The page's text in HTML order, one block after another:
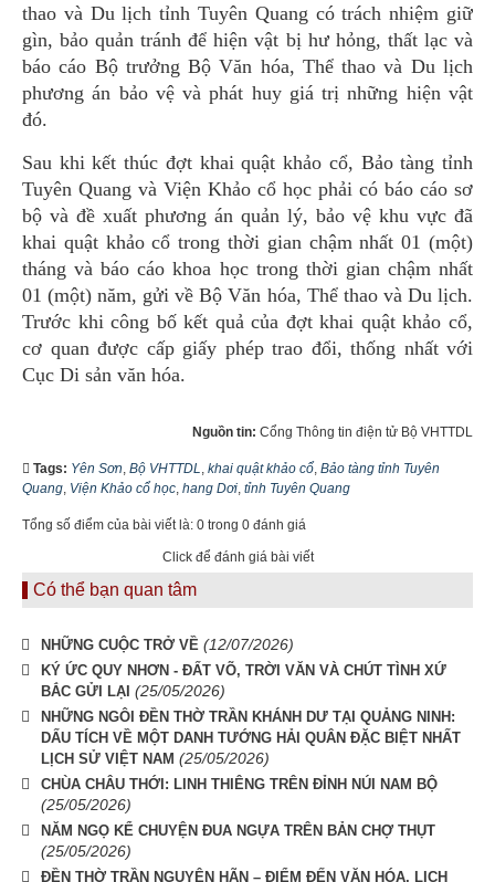
thao và Du lịch tỉnh Tuyên Quang có trách nhiệm giữ
gìn, bảo quản tránh để hiện vật bị hư hỏng, thất lạc và
báo cáo Bộ trưởng Bộ Văn hóa, Thể thao và Du lịch
phương án bảo vệ và phát huy giá trị những hiện vật
đó.
Sau khi kết thúc đợt khai quật khảo cổ, Bảo tàng tỉnh
Tuyên Quang và Viện Khảo cổ học phải có báo cáo sơ
bộ và đề xuất phương án quản lý, bảo vệ khu vực đã
khai quật khảo cổ trong thời gian chậm nhất 01 (một)
tháng và báo cáo khoa học trong thời gian chậm nhất
01 (một) năm, gửi về Bộ Văn hóa, Thể thao và Du lịch.
Trước khi công bố kết quả của đợt khai quật khảo cổ,
cơ quan được cấp giấy phép trao đổi, thống nhất với
Cục Di sản văn hóa.
Nguồn tin: Cổng Thông tin điện tử Bộ VHTTDL
Tags: Yên Sơn, Bộ VHTTDL, khai quật khảo cổ, Bảo tàng tỉnh Tuyên
Quang, Viện Khảo cổ học, hang Dơi, tỉnh Tuyên Quang
Tổng số điểm của bài viết là: 0 trong 0 đánh giá
Click để đánh giá bài viết
Có thể bạn quan tâm
NHỮNG CUỘC TRỞ VỀ (12/07/2026)
KÝ ỨC QUY NHƠN - ĐẤT VÕ, TRỜI VĂN VÀ CHÚT TÌNH XỨ
BẮC GỬI LẠI (25/05/2026)
NHỮNG NGÔI ĐỀN THỜ TRẦN KHÁNH DƯ TẠI QUẢNG NINH:
DẤU TÍCH VỀ MỘT DANH TƯỚNG HẢI QUÂN ĐẶC BIỆT NHẤT
LỊCH SỬ VIỆT NAM (25/05/2026)
CHÙA CHÂU THỚI: LINH THIÊNG TRÊN ĐỈNH NÚI NAM BỘ
(25/05/2026)
NĂM NGỌ KỂ CHUYỆN ĐUA NGỰA TRÊN BẢN CHỢ THỤT
(25/05/2026)
ĐỀN THỜ TRẦN NGUYÊN HÃN – ĐIỂM ĐẾN VĂN HÓA, LỊCH